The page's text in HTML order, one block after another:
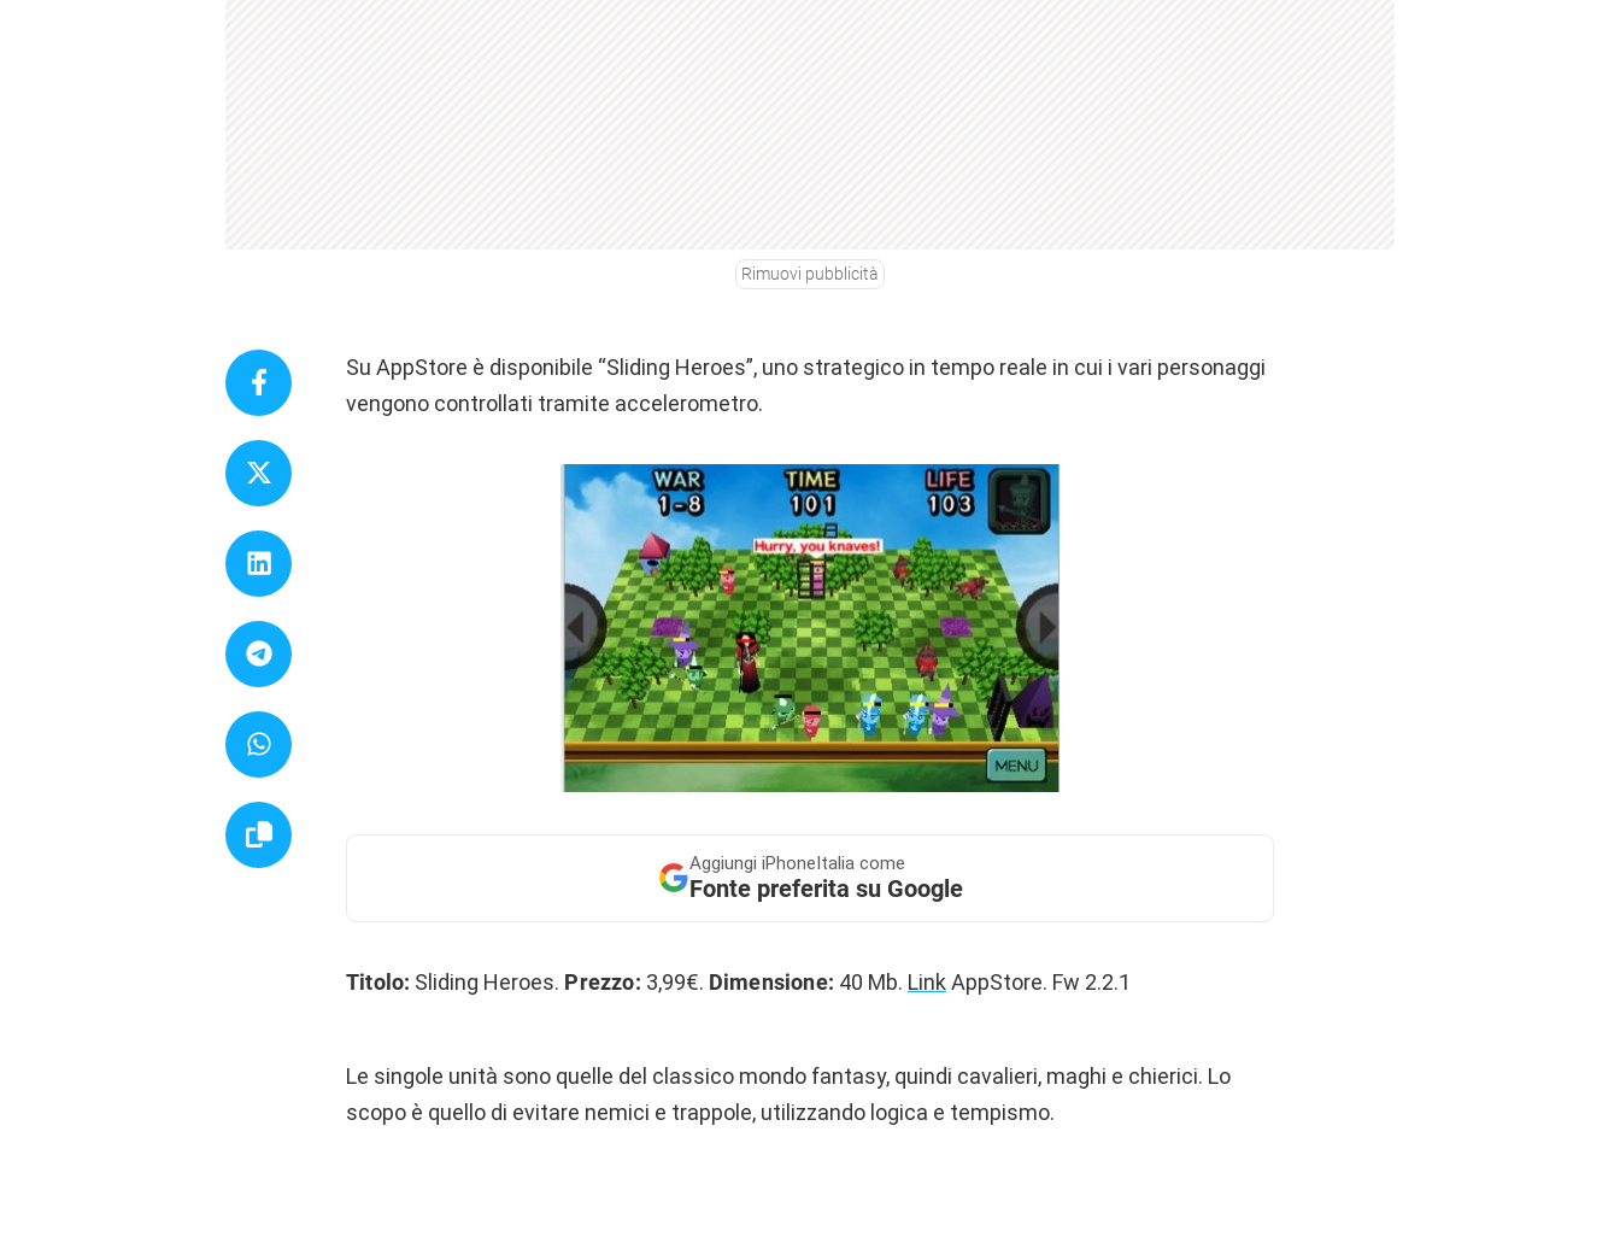
Rimuovi pubblicità
Su AppStore è disponibile “Sliding Heroes”, uno strategico in tempo reale in cui i vari personaggi
vengono controllati tramite accelerometro.
Aggiungi iPhoneItalia come
Fonte preferita su Google
Titolo: Sliding Heroes. Prezzo: 3,99€. Dimensione: 40 Mb. Link AppStore. Fw 2.2.1
Le singole unità sono quelle del classico mondo fantasy, quindi cavalieri, maghi e chierici. Lo
scopo è quello di evitare nemici e trappole, utilizzando logica e tempismo.